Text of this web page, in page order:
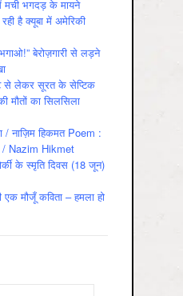
मची भगदड़ के मायने
है क्यूबा में अमेरिकी
बेरोज़गारी से लड़ने
से लेकर सूरत के सेप्टिक
मौतों का सिलसिला
/ नाज़िम हिकमत Poem :
Nazim Hikmet
के स्मृति दिवस (18 जून)
एक मौजूँ कविता – हमला हो